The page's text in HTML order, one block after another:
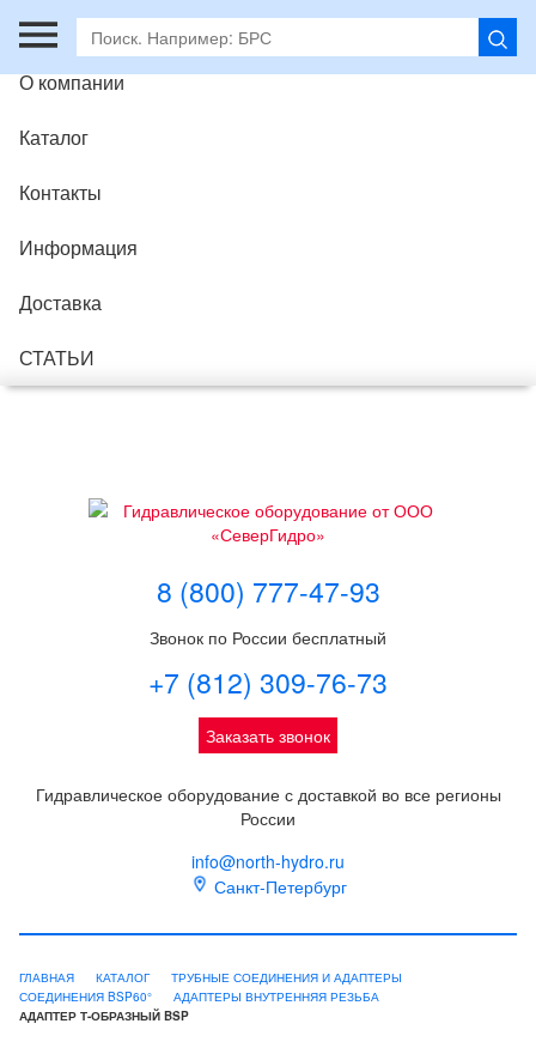
Главная
О компании
Каталог
Контакты
Информация
Доставка
СТАТЬИ
8 (800) 777-47-93
Звонок по России бесплатный
+7 (812) 309-76-73
Заказать звонок
Гидравлическое оборудование с доставкой во все регионы
России
info@north-hydro.ru
Санкт-Петербург
ГЛАВНАЯ КАТАЛОГ
ТРУБНЫЕ СОЕДИНЕНИЯ И АДАПТЕРЫ
СОЕДИНЕНИЯ BSP60°
АДАПТЕРЫ ВНУТРЕННЯЯ РЕЗЬБА
АДАПТЕР Т-ОБРАЗНЫЙ BSP